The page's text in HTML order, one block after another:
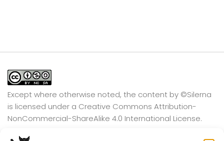
Except where otherwise noted, the content by ©Silerna
is licensed under a Creative Commons Attribution-
NonCommercial-ShareAlike 4.0 International License.